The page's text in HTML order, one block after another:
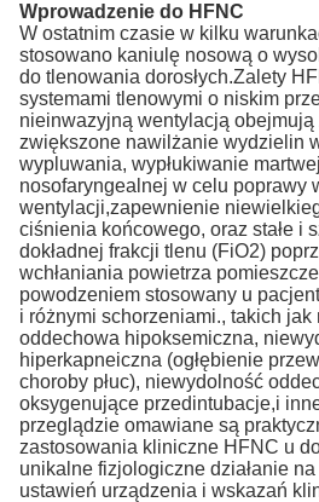
Wprowadzenie do HFNC
W ostatnim czasie w kilku
stosowano kaniulę nosową o
do tlenowania dorosłych.Zalety
systemami tlenowymi o niskim
nieinwazyjną wentylacją obejmują
zwiększone nawilżanie wydzielin
wypluwania, wypłukiwanie
nosofaryngealnej w celu poprawy
wentylacji,zapewnienie
ciśnienia końcowego, oraz stałe i
dokładnej frakcji tlenu (FiO2)
wchłaniania powietrza
powodzeniem stosowany u
i różnymi schorzeniami., takich
oddechowa hipoksemiczna,
hiperkapneiczna (ogłębienie
choroby płuc), niewydolność
oksygenujące przedintubacje,i
przeglądzie omawiane są
zastosowania kliniczne HFNC u
unikalne fizjologiczne działanie na
ustawień urządzenia i wskazań